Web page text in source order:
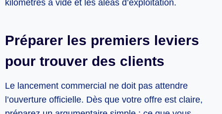
kilomètres à vide et les aléas d’exploitation.
Préparer les premiers leviers
pour trouver des clients
Le lancement commercial ne doit pas attendre
l’ouverture officielle. Dès que votre offre est claire,